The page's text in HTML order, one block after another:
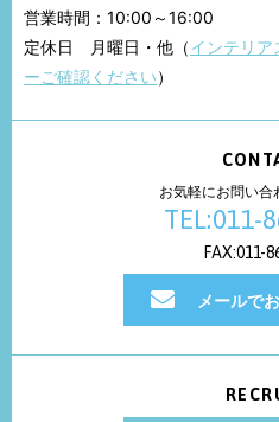
営業時間：10:00～16:00
定休日 月曜日・他（インテリア
ーご確認ください）
お気軽にお問い合
TEL:011-
FAX:011-
メールで